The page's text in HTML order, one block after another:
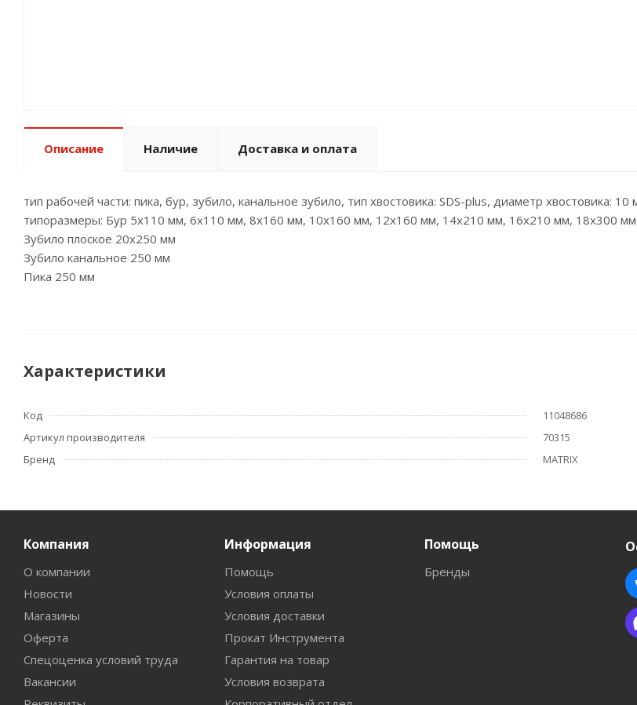
Описание Наличие Доставка и оплата
тип рабочей части: пика, бур, зубило, канальное зубило, тип хвостовика: SDS-plus, диаметр хвостовика:
типоразмеры: Бур 5х110 мм, 6х110 мм, 8х160 мм, 10х160 мм, 12х160 мм, 14х210 мм, 16х210 мм, 18х300
Зубило плоское 20х250 мм
Зубило канальное 250 мм
Пика 250 мм
Характеристики
Код
11048686
Артикул производителя
70315
Бренд
MATRIX
Компания
О компании
Новости
Магазины
Оферта
Спецоценка условий труда
Вакансии
Информация
Помощь
Условия оплаты
Условия доставки
Прокат Инструмента
Гарантия на товар
Условия возврата
Помощь
Бренды